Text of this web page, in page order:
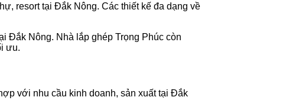
resort tại Đắk Nông. Các thiết kế đa dạng về
Đắk Nông. Nhà lắp ghép Trọng Phúc còn
ưu.
với nhu cầu kinh doanh, sản xuất tại Đắk